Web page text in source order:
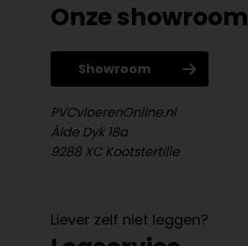
Onze showroom
Showroom
PVCvloerenOnline.nl
Âlde Dyk 18a
9288 XC Kootstertille
Liever zelf niet leggen?